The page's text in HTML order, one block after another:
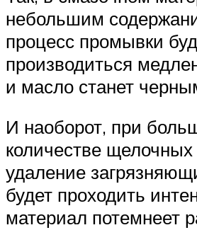
небольшим
процесс промывки
производиться
и масло станет
И наоборот, при
количестве щелочных
удаление
будет проходить
материал потемнеет